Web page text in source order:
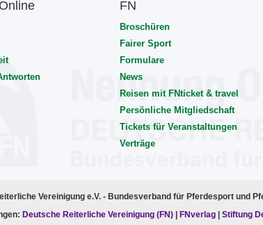
FN
Broschüren
Fairer Sport
Formulare
News
Reisen mit FNticket & travel
Persönliche Mitgliedschaft
Tickets für Veranstaltungen
Verträge
Vereinigung e.V. - Bundesverband für Pferdesport und
Deutsche Reiterliche Vereinigung (FN) FNverlag Stiftung